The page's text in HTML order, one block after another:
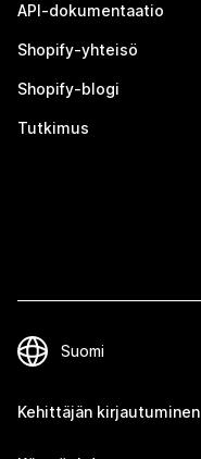
API-dokumentaatio
Shopify-yhteisö
Shopify-blogi
Tutkimus
Kehittäjän kirjautuminen